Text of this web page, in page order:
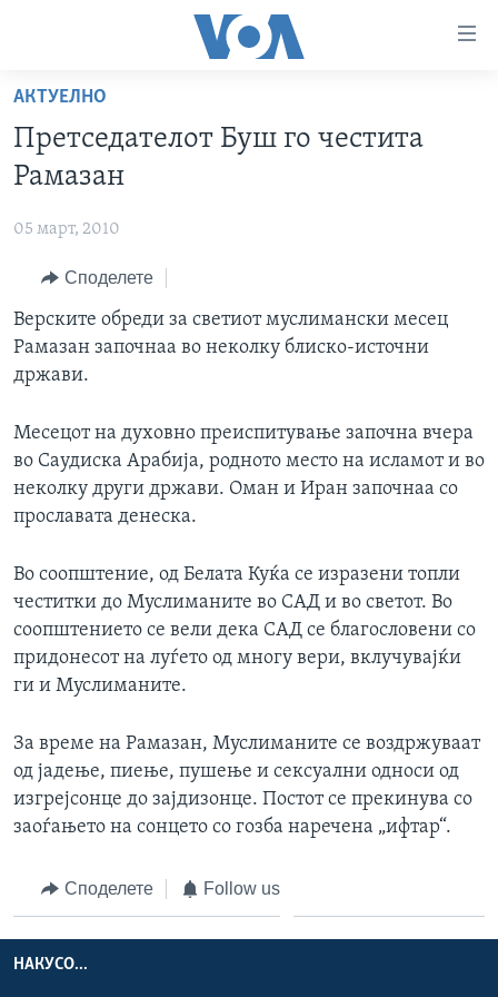
пристапност
Премини
на
главната
Премини
за
навигација
Пребарувај
РУБРИКИ
МАКЕДОНИЈА
СВЕТ
ЕКОНОМИЈА
НАУКА
ИНТЕРВЈУА
ДОКУМЕНТАРЦИ
АРХИВИРАНА ПРОГРАМА
NEWSFLASH - АРХИВА
ВЕСТИ ОД САД ВО МИНУТА - АРХИВА
ЗА НАС
Learning English
НАКУСО...
АКТУЕЛНО
Претседателот Буш го честита
Рамазан
05 март, 2010
Споделете
Верските обреди за светиот муслимански месец
Рамазан започнаа во неколку блиско-источни
држави.
Месецот на духовно преиспитување започна вчера
во Саудиска Арабија, родното место на исламот и во
неколку други држави. Оман и Иран започнаа со
прославата денеска.
Во соопштение, од Белата Куќа се изразени топли
честитки до Муслиманите во САД и во светот. Во
соопштението се вели дека САД се благословени со
придонесот на луѓето од многу вери, вклучувајќи
ги и Муслиманите.
За време на Рамазан, Муслиманите се воздржуваат
од јадење, пиење, пушење и сексуални односи од
изгрејсонце до зајдизонце. Постот се прекинува со
заоѓањето на сонцето со гозба наречена „ифтар“.
Споделете Follow us
НАКУСО...